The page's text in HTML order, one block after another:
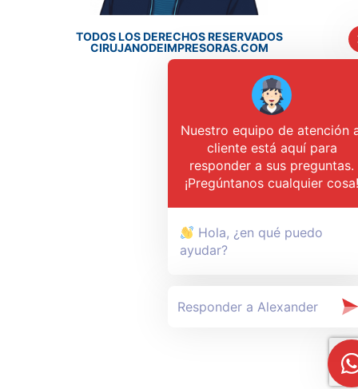
TODOS LOS DERECHOS RESERVADOS
CIRUJANODEIMPRESORAS.COM
Nuestro equipo de atención
cliente está aquí para
responder a sus preguntas.
¡Pregúntanos cualquier cosa!
Hola, ¿en qué puedo
ayudar?